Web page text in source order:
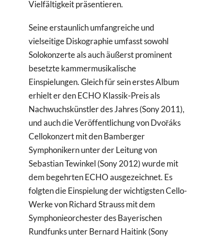
Vielfältigkeit präsentieren.
Seine erstaunlich umfangreiche und
vielseitige Diskographie umfasst sowohl
Solokonzerte als auch äußerst prominent
besetzte kammermusikalische
Einspielungen. Gleich für sein erstes Album
erhielt er den ECHO Klassik-Preis als
Nachwuchskünstler des Jahres (Sony 2011),
und auch die Veröffentlichung von Dvořáks
Cellokonzert mit den Bamberger
Symphonikern unter der Leitung von
Sebastian Tewinkel (Sony 2012) wurde mit
dem begehrten ECHO ausgezeichnet. Es
folgten die Einspielung der wichtigsten Cello-
Werke von Richard Strauss mit dem
Symphonieorchester des Bayerischen
Rundfunks unter Bernard Haitink (Sony